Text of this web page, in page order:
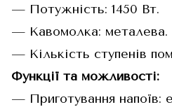
— Потужність: 1450 Вт.
— Кавомолка: металева.
— Кількість ступенів
Функції та можливості:
— Приготування напоїв: